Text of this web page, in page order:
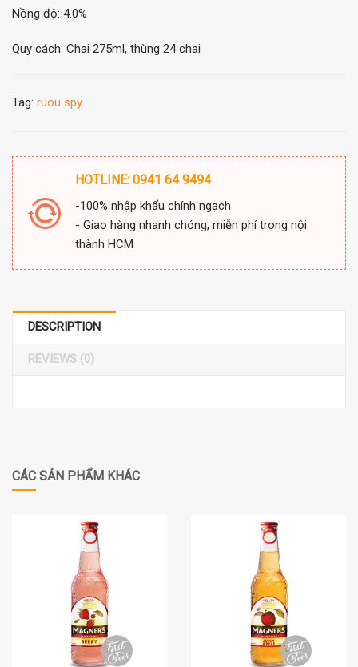
Nồng độ: 4.0%
Quy cách: Chai 275ml, thùng 24 chai
Tag: ruou spy.
HOTLINE: 0941 64 9494
-100% nhập khẩu chính ngạch
- Giao hàng nhanh chóng, miễn phí trong nội
thành HCM
DESCRIPTION
REVIEWS (0)
CÁC SẢN PHẨM KHÁC